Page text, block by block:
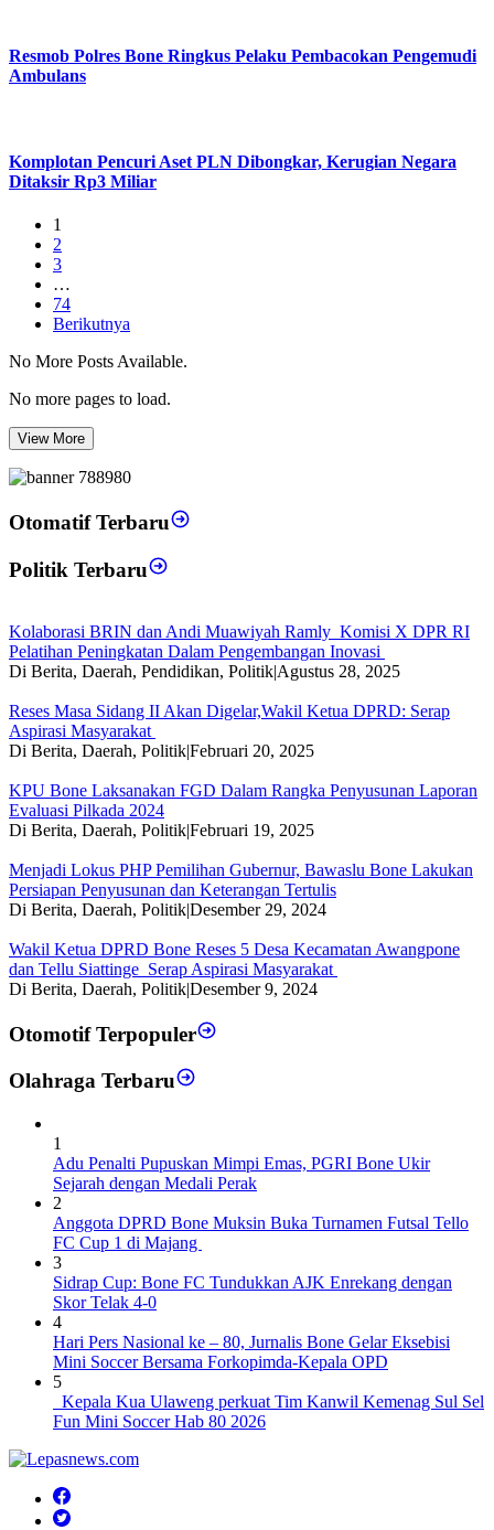
Resmob Polres Bone Ringkus Pelaku Pembacokan Pengemudi
Ambulans
Komplotan Pencuri Aset PLN Dibongkar, Kerugian Negara
Ditaksir Rp3 Miliar
1
2
3
…
74
Berikutnya
No More Posts Available.
No more pages to load.
View More
Otomatif Terbaru
Politik Terbaru
Kolaborasi BRIN dan Andi Muawiyah Ramly Komisi X DPR RI
Pelatihan Peningkatan Dalam Pengembangan Inovasi
Di Berita, Daerah, Pendidikan, Politik|Agustus 28, 2025
Reses Masa Sidang II Akan Digelar,Wakil Ketua DPRD: Serap
Aspirasi Masyarakat
Di Berita, Daerah, Politik|Februari 20, 2025
KPU Bone Laksanakan FGD Dalam Rangka Penyusunan Laporan
Evaluasi Pilkada 2024
Di Berita, Daerah, Politik|Februari 19, 2025
Menjadi Lokus PHP Pemilihan Gubernur, Bawaslu Bone Lakukan
Persiapan Penyusunan dan Keterangan Tertulis
Di Berita, Daerah, Politik|Desember 29, 2024
Wakil Ketua DPRD Bone Reses 5 Desa Kecamatan Awangpone
dan Tellu Siattinge Serap Aspirasi Masyarakat
Di Berita, Daerah, Politik|Desember 9, 2024
Otomotif Terpopuler
Olahraga Terbaru
1
Adu Penalti Pupuskan Mimpi Emas, PGRI Bone Ukir
Sejarah dengan Medali Perak
2
Anggota DPRD Bone Muksin Buka Turnamen Futsal Tello
FC Cup 1 di Majang
3
Sidrap Cup: Bone FC Tundukkan AJK Enrekang dengan
Skor Telak 4-0
4
Hari Pers Nasional ke – 80, Jurnalis Bone Gelar Eksebisi
Mini Soccer Bersama Forkopimda-Kepala OPD
5
Kepala Kua Ulaweng perkuat Tim Kanwil Kemenag Sul Sel
Fun Mini Soccer Hab 80 2026